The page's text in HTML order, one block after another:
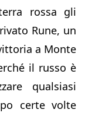
rossa gli
Rune, un
a Monte
il russo è
qualsiasi
certe volte